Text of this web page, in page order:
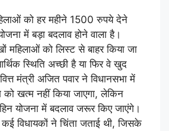
को हर महीने 1500 रुपये देने
में बड़ा बदलाव होने वाला है।
महिलाओं को लिस्ट से बाहर किया जा
स्थिति अच्छी है या फिर वे खुद
मंत्री अजित पवार ने विधानसभा में
को खत्म नहीं किया जाएगा, लेकिन
योजना में बदलाव जरूर किए जाएंगे।
विधायकों ने चिंता जताई थी, जिसके